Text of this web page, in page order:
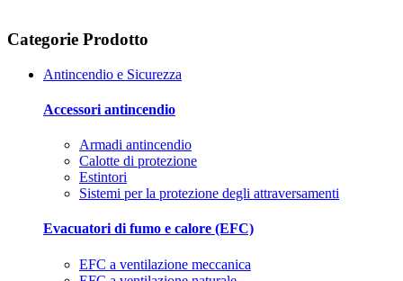
Categorie Prodotto
Antincendio e Sicurezza
Accessori antincendio
Armadi antincendio
Calotte di protezione
Estintori
Sistemi per la protezione degli attraversamenti
Evacuatori di fumo e calore (EFC)
EFC a ventilazione meccanica